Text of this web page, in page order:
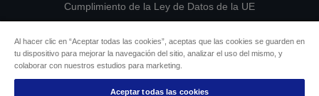
Cumplimiento de la Ley de Datos de la UE
Información sobre cookies
Al hacer clic en “Aceptar todas las cookies”, aceptas que las cookies se guarden en
tu dispositivo para mejorar la navegación del sitio, analizar el uso del mismo, y
colaborar con nuestros estudios para marketing.
Aceptar todas las cookies